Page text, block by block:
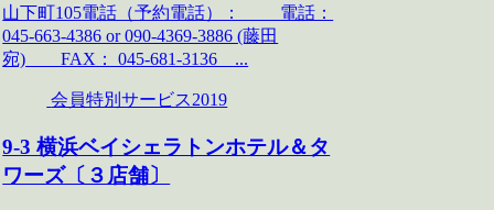
山下町105電話（予約電話）： 電話：
045-663-4386 or 090-4369-3886 (藤田
宛) FAX： 045-681-3136 ...
会員特別サービス2019
9-3 横浜ベイシェラトンホテル＆タ
ワーズ〔３店舗〕